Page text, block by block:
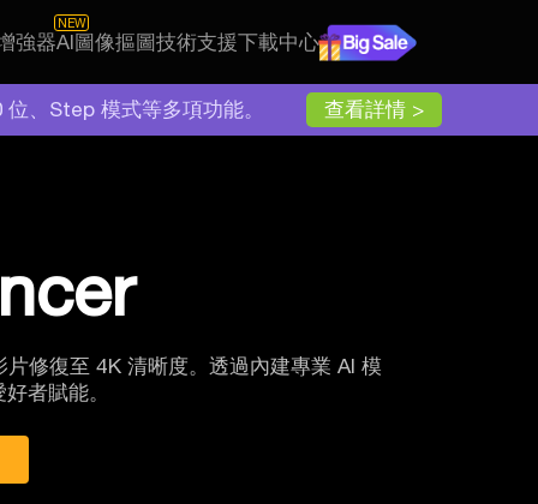
強器
NEW
AI圖像摳圖技術支援下載中心
、Step 模式等多項功能。 查看詳情 >
修復至 4K 清晰度。 透過內建專業 AI 模
者賦能。